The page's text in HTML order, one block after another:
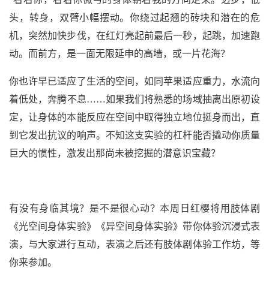
头，转身，双臂小幅摆动。你绕过起翘的砖块和潜在的危
机，突然加快步伐，在红灯亮起前最后一秒，起跳，加速跑
动。而前方，是一面无限延申的高墙，或一片花海？
你也许早已适应了生活的空间，如同苹果适应重力，水流向
着低处，奔腾不息……如果我们将熟悉的场域抽离出原初设
定，让身体的本能反应在空间中取得独立地位挺身而出，直
到它发出抗议的响声。不知这支实验的杠杆能否撬动你质量
巨大的惯性，激发出那尚未被挖掘的潜意识宝藏？
有没有身临其境？是不是很心动？本周日红樱将用肢体剧
《光空间身体实验》《异空间身体实验》带你体验沉浸式表
演，与大家进行互动，表演之后还有肢体剧体验工作坊，等
你来参加。